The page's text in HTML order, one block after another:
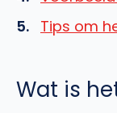
Tips om
Wat is